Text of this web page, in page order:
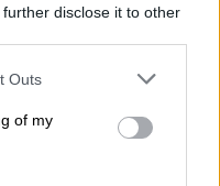
disclose it to other
one or more Google
You may click to
its third-party tags to
in below Google
Outs
of my
να μην θέλει
τους δικαστές,
οποιουδήποτε
σε ένα
της κύριας